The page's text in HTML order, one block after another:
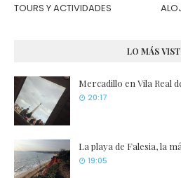
TOURS Y ACTIVIDADES
LO MÁS
Mercadillo en Vila Real
20:17
La playa de Falesia, la
19:05